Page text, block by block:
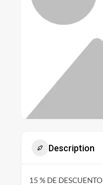
Description
15 % DE DESCUENTO